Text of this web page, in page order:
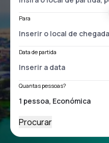
Para
Data de partida
Quantas pessoas?
Procurar